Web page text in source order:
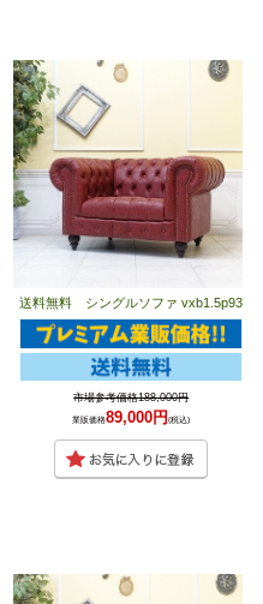
送料無料 シングルソファ vxb1.5p93
市場参考価格188,000円
業販価格89,000円(税込)